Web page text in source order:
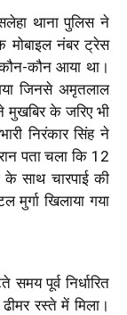
थाना पुलिस ने
नंबर ट्रेस
कौन आया था।
जिनसे अमृतलाल
के जरिए भी
निरंकार सिंह ने
पता चला कि 12
के साथ चारपाई की
खिलाया गया
पूर्व निर्धारित
रस्ते में मिला।